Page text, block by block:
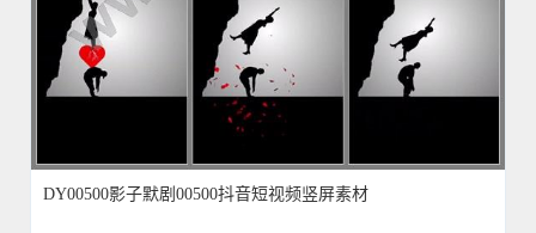
DY00500影子默剧00500抖音短视频竖屏素材